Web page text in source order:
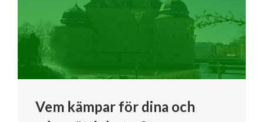
Vem kämpar för dina och